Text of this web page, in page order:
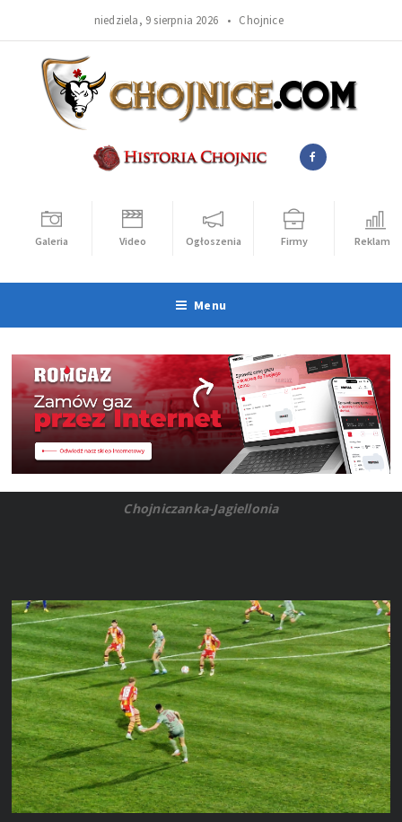
niedziela, 9 sierpnia 2026 • Chojnice
Galeria Video Ogłoszenia Firmy Reklama
Menu
Chojniczanka-Jagiellonia